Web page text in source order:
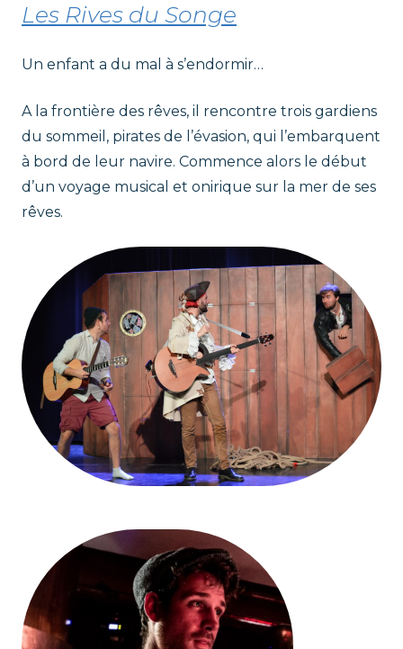
Les Rives du Songe
Un enfant a du mal à s’endormir…
A la frontière des rêves, il rencontre trois gardiens
du sommeil, pirates de l’évasion, qui l’embarquent
à bord de leur navire. Commence alors le début
d’un voyage musical et onirique sur la mer de ses
rêves.